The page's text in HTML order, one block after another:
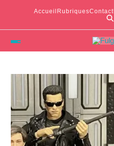
Accueil RubriquesContact